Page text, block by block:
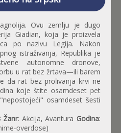
Ovu zemlju je dugo
Giadian, koja je proizvela
po nazivu Legija. Nakon
istraživanja, Republika je
autonomne dronove,
u rat bez žrtava—ili barem
da rat bez prolivanja krvi ne
koje štite osamdeset pet
osamdeset šesti
Žanr: Akcija, Avantura Godina:
overdose)